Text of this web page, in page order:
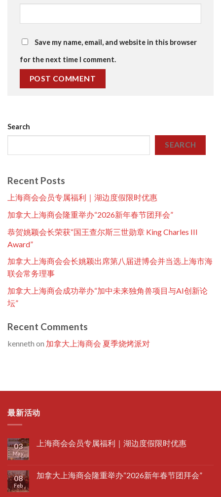
Save my name, email, and website in this browser
for the next time I comment.
Search
SEARCH
Recent Posts
上海商会会员专属福利｜湖边度假限时优惠
加拿大上海商会隆重举办“2026新年春节团拜会”
恭贺姚颖会长荣获“国王查尔斯三世勋章 King Charles III
Award”
加拿大上海商会会长姚颖出席第八届进博会并当选上海市海
联会常务理事
加拿大上海商会成功举办“加中未来独角兽项目与AI创新论
坛”
Recent Comments
kenneth on 加拿大上海商会 夏季烧烤派对
最新活动
03
May
上海商会会员专属福利｜湖边度假限时优惠
08
Feb
加拿大上海商会隆重举办“2026新年春节团拜会”